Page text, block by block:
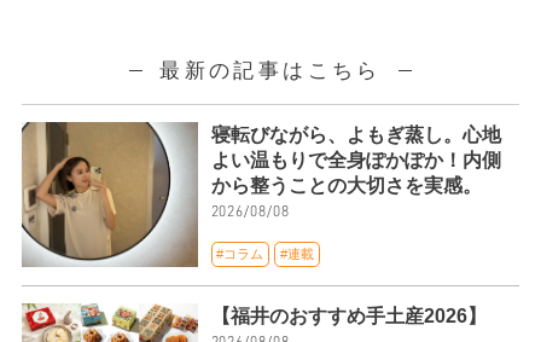
最新の記事はこちら
寝転びながら、よもぎ蒸し。心地
よい温もりで全身ぽかぽか！内側
から整うことの大切さを実感。
2026/08/08
#コラム #連載
【福井のおすすめ手土産2026】